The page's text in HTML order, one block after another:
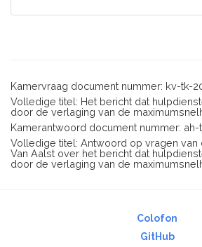
Kamervraag document nummer: kv-tk-
Volledige titel: Het bericht dat
door de verlaging van de
Kamerantwoord document nummer: ah-
Volledige titel: Antwoord op vragen van
Van Aalst over het bericht dat
door de verlaging van de
Colofon
GitHub